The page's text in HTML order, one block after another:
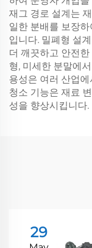
재그 경로 설계는
일한 분배를 보장
입니다. 밀폐형 설
더 깨끗하고 안전
형, 미세한 분말에
용성은 여러 산업
청소 기능은 재료
성을 향상시킵니다.
29